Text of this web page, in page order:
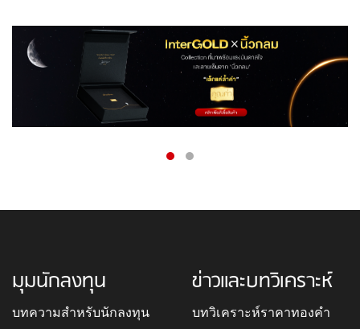
มุมนักลงทุน
บทความสำหรับนักลงทุน
ข่าวและบทวิเคราะห์
บทวิเคราะห์ราคาทองคำ